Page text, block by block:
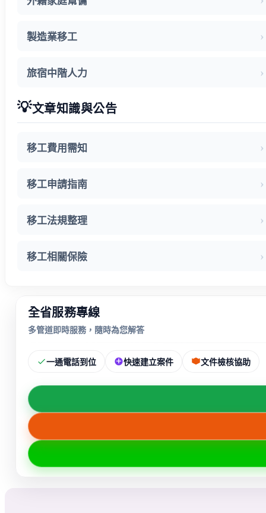
製造業移工
旅宿中階人力
💡文章知識與公告
移工費用需知
移工申請指南
移工法規整理
移工相關保險
全省服務專線
多管道即時服務，隨時為您解答
一通電話到位 快速建立案件 文件檢核協助